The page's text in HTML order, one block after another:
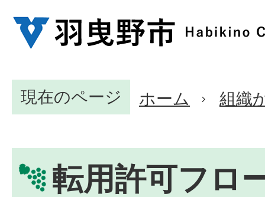
現在のページ ホーム 組織
転用許可フロ